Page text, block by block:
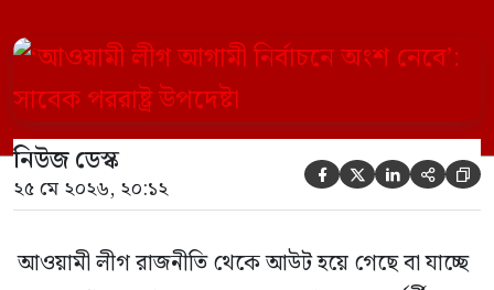
নির্বাচনে অংশ নেবে। সম্প্রতি দেশের একটি
বেসরকারি টেলিভিশনে দেয়া সাক্ষাৎকারে তিনি
এসব কথা বলেন। আওয়ামী লীগ সরকারের সময়
হওয়া অত্যাচার-নিপীড়ন মানুষ ভুলে যাবে এমন
[…]
নিউজ ডেস্ক
২৫ মে ২০২৬, ২০:১২     
আওয়ামী লীগ রাজনীতি থেকে আউট হয়ে গেছে বা যাচ্ছে